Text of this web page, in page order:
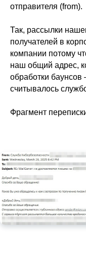
отправителя (from).
Так, рассылки
получателей в
компании потому
наш общий адрес,
обработки баунсов
считывалось
Фрагмент